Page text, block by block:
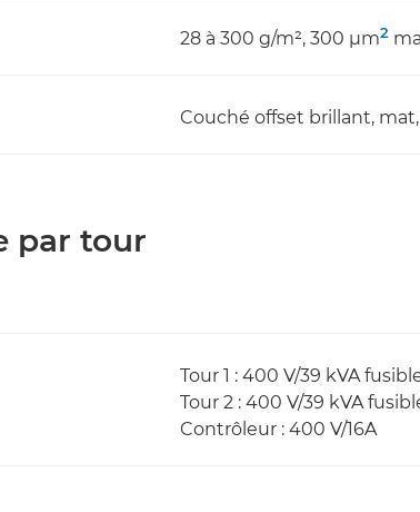
28 à 300 g/m², 300 µm2
Couché offset brillant,
par tour
Tour 1 : 400 V/39 kVA
Tour 2 : 400 V/39 kVA
Contrôleur : 400 V/16A